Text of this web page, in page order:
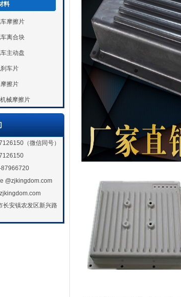
料
摩擦片
离合块
主动盘
车片
擦片
械摩擦片
（微信同号）
@zjkingdom.com
长安镇农发区新兴路